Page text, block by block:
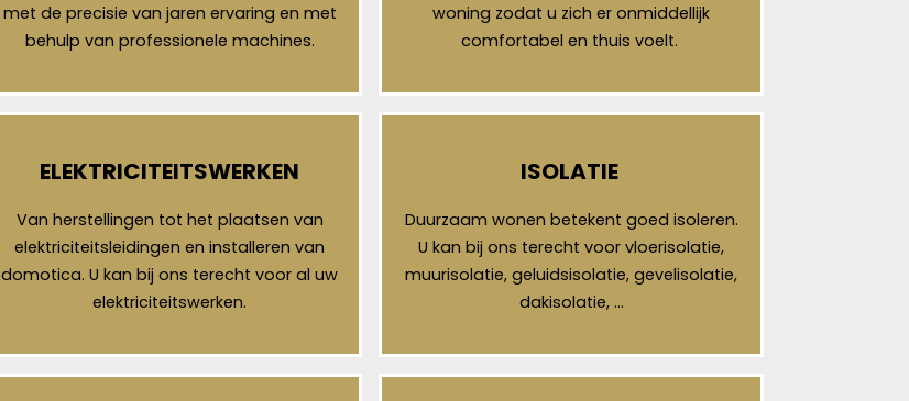
met de precisie van jaren ervaring en met
behulp van professionele machines.
woning zodat u zich er onmiddellijk
comfortabel en thuis voelt.
ELEKTRICITEITSWERKEN
Van herstellingen tot het plaatsen van
elektriciteitsleidingen en installeren van
domotica. U kan bij ons terecht voor al uw
elektriciteitswerken.
ISOLATIE
Duurzaam wonen betekent goed isoleren.
U kan bij ons terecht voor vloerisolatie,
muurisolatie, geluidsisolatie, gevelisolatie,
dakisolatie, …